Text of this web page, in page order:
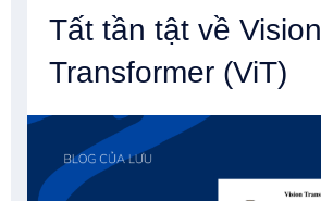
Tất tần tật về Vision
Transformer (ViT)